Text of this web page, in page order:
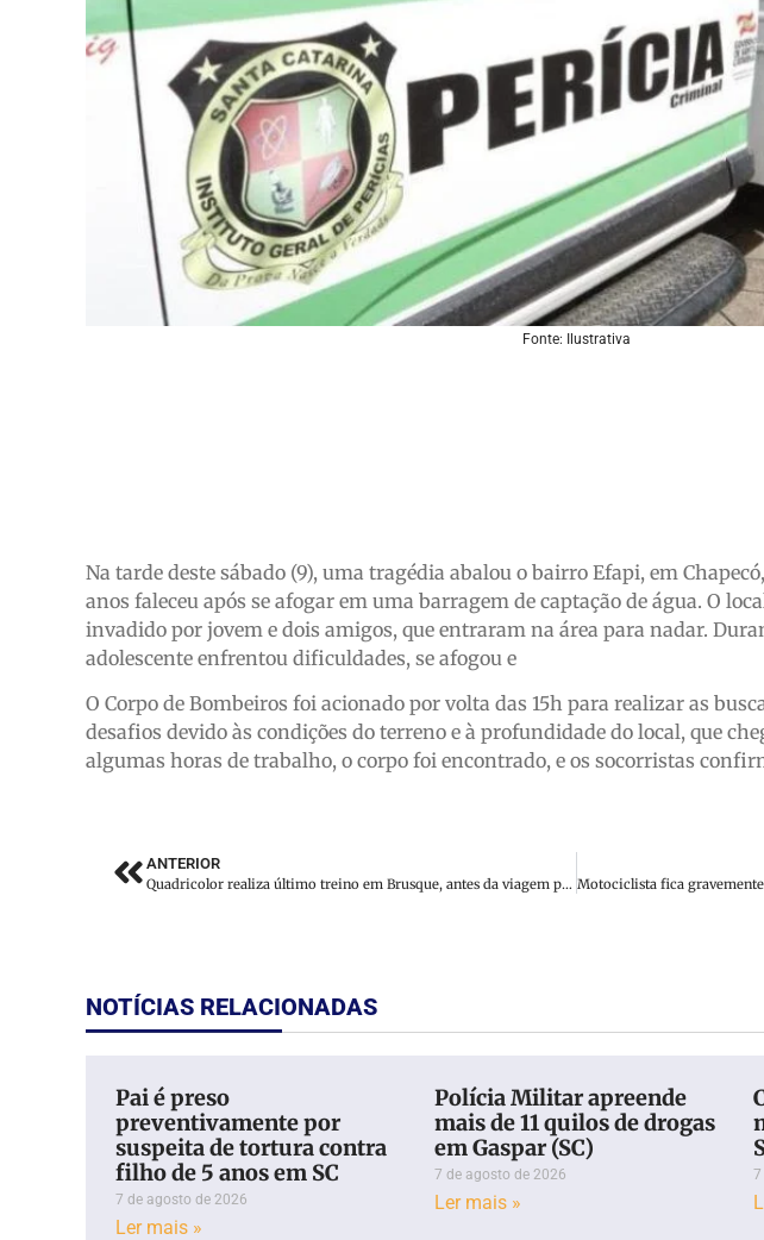
Fonte: Ilustrativa
Na tarde deste sábado (9), uma tragédia abalou o bairro Efapi, em
anos faleceu após se afogar em uma barragem de captação de água. O
invadido por jovem e dois amigos, que entraram na área para nadar.
adolescente enfrentou dificuldades, se afogou e
O Corpo de Bombeiros foi acionado por volta das 15h para realizar as
desafios devido às condições do terreno e à profundidade do local, que
algumas horas de trabalho, o corpo foi encontrado, e os socorristas
ANTERIOR
Quadricolor realiza último treino em Brusque, antes da viagem para Belém
NOTÍCIAS RELACIONADAS
Pai é preso
preventivamente por
suspeita de tortura contra
filho de 5 anos em SC
7 de agosto de 2026
Ler mais »
Polícia Militar apreende
mais de 11 quilos de drogas
em Gaspar (SC)
7 de agosto de 2026
Ler mais »
7